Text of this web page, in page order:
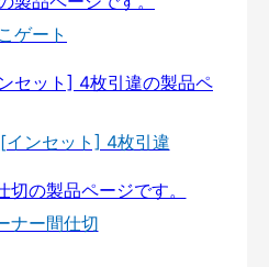
ゲート
インセット] 4枚引違
ナー間仕切